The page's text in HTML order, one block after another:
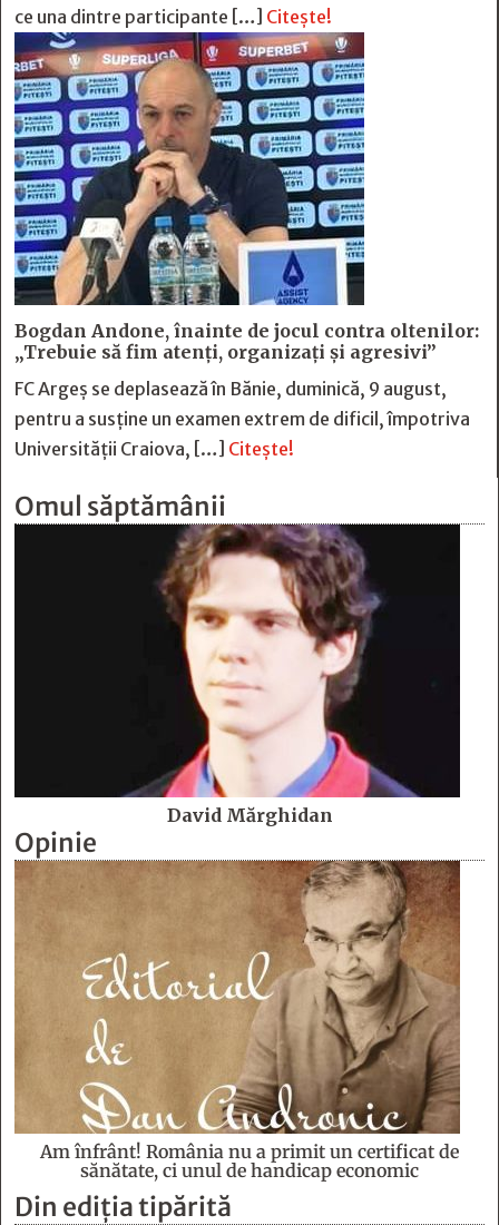
ce una dintre participante […] Citește!
Bogdan Andone, înainte de jocul contra oltenilor:
„Trebuie să fim atenți, organizați și agresivi”
FC Argeș se deplasează în Bănie, duminică, 9 august,
pentru a susține un examen extrem de dificil, împotriva
Universității Craiova, […] Citește!
Omul săptămânii
David Mărghidan
Opinie
Am înfrânt! România nu a primit un certificat de
sănătate, ci unul de handicap economic
Din ediția tipărită